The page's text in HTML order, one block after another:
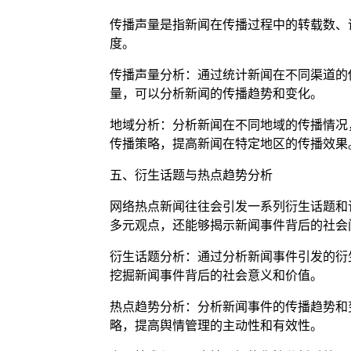
传播声量是指新闻在传播过程中的转载数
度。
传播声量分析：通过统计新闻在不同渠道
量，可以分析新闻的传播趋势和变化。
地域分析：分析新闻在不同地域的传播情
传播策略，提高新闻在特定地区的传播效果
五、衍生话题与热点趋势分析
网络热点新闻往往会引发一系列衍生话题
多元观点，还能够揭示新闻事件背后的社
衍生话题分析：通过分析新闻事件引发的
挖掘新闻事件背后的社会意义和价值。
热点趋势分析：分析新闻事件的传播趋势
略，提高舆情管理的主动性和有效性。